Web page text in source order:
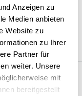
Anzeigen zu
Medien anbieten
Website zu
zu Ihrer
Partner für
weiter. Unsere
mit
bereitgestellt
Das Etikett
und eine
vereinfacht.